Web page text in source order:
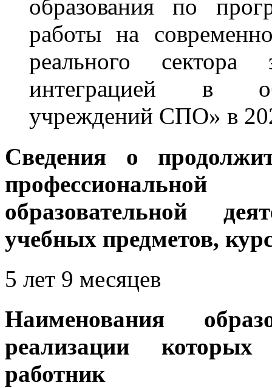
образования по
работы на
реального
интеграцией в
учреждений СПО» в
Сведения о
профессиональной
образовательной
учебных предметов,
5 лет 9 месяцев
Наименования
реализации которых
работник